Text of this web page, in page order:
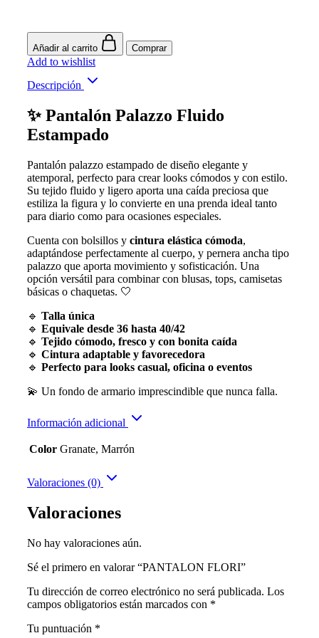
Añadir al carrito Comprar
Add to wishlist
Descripción
✨ Pantalón Palazzo Fluido
Estampado
Pantalón palazzo estampado de diseño elegante y
atemporal, perfecto para crear looks cómodos y con estilo.
Su tejido fluido y ligero aporta una caída preciosa que
estiliza la figura y lo convierte en una prenda ideal tanto
para diario como para ocasiones especiales.
Cuenta con bolsillos y cintura elástica cómoda,
adaptándose perfectamente al cuerpo, y pernera ancha tipo
palazzo que aporta movimiento y sofisticación. Una
opción versátil para combinar con blusas, tops, camisetas
básicas o chaquetas. 🤍
🔹 Talla única
🔹 Equivale desde 36 hasta 40/42
🔹 Tejido cómodo, fresco y con bonita caída
🔹 Cintura adaptable y favorecedora
🔹 Perfecto para looks casual, oficina o eventos
💫 Un fondo de armario imprescindible que nunca falla.
Información adicional
Color Granate, Marrón
Valoraciones (0)
Valoraciones
No hay valoraciones aún.
Sé el primero en valorar “PANTALON FLORI”
Tu dirección de correo electrónico no será publicada. Los
campos obligatorios están marcados con *
Tu puntuación *